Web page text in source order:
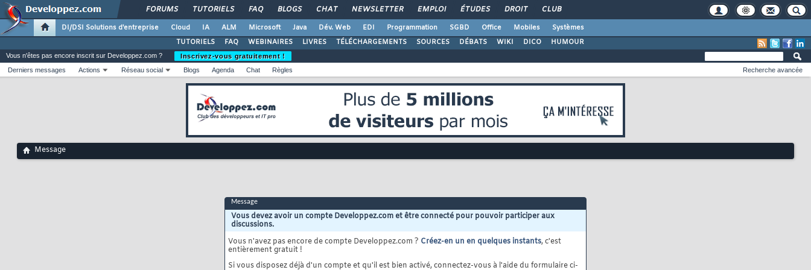
FORUMS TUTORIELS FAQ BLOGS CHAT NEWSLETTER EMPLOI ÉTUDES DROIT CLUB
DI/DSI Solutions d'entreprise Cloud IA ALM Microsoft Java Dév. Web EDI Programmation SGBD Office Mobiles
Systèmes
TUTORIELS
FAQ WEBINAIRES LIVRES TÉLÉCHARGEMENTS SOURCES DÉBATS WIKI DICO HUMOUR
Vous n'êtes pas encore inscrit sur Developpez.com ?
Inscrivez-vous gratuitement !
Derniers messages
Actions Réseau social Blogs Agenda Chat Règles Recherche avancée
Message
Message
Vous devez avoir un compte Developpez.com et être connecté pour pouvoir participer aux
discussions.
Vous n'avez pas encore de compte Developpez.com ? Créez-en un en quelques instants, c'est
entièrement gratuit !
Si vous disposez déjà d'un compte et qu'il est bien activé, connectez-vous à l'aide du formulaire ci-